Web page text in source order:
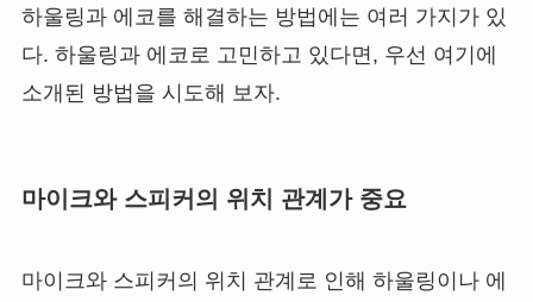
하울링과 에코를 해결하는 방법에는 여러 가지가 있
다. 하울링과 에코로 고민하고 있다면, 우선 여기에
소개된 방법을 시도해 보자.
마이크와 스피커의 위치 관계가 중요
마이크와 스피커의 위치 관계로 인해 하울링이나 에